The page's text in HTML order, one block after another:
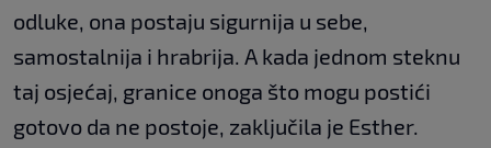
odluke, ona postaju sigurnija u sebe,
samostalnija i hrabrija. A kada jednom steknu
taj osjećaj, granice onoga što mogu postići
gotovo da ne postoje, zaključila je Esther.